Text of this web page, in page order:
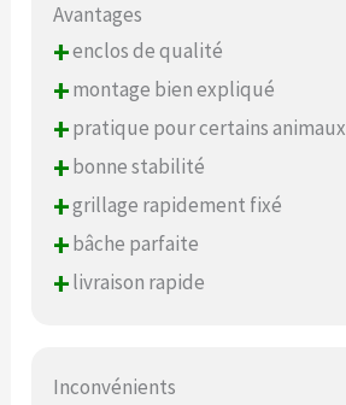
Avantages
+enclos de qualité
+montage bien expliqué
+pratique pour certains animaux
+bonne stabilité
+grillage rapidement fixé
+bâche parfaite
+livraison rapide
Inconvénients